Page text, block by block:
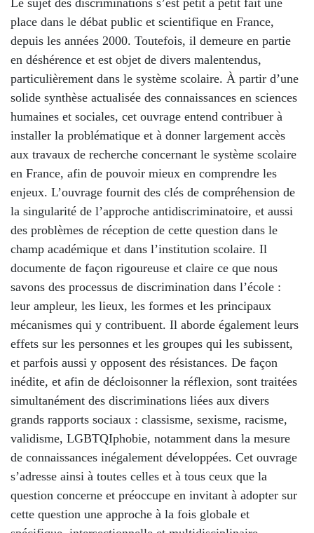
place dans le débat public et scientifique en France,
depuis les années 2000. Toutefois, il demeure en partie
en déshérence et est objet de divers malentendus,
particulièrement dans le système scolaire. À partir d’une
solide synthèse actualisée des connaissances en sciences
humaines et sociales, cet ouvrage entend contribuer à
installer la problématique et à donner largement accès
aux travaux de recherche concernant le système scolaire
en France, afin de pouvoir mieux en comprendre les
enjeux. L’ouvrage fournit des clés de compréhension de
la singularité de l’approche antidiscriminatoire, et aussi
des problèmes de réception de cette question dans le
champ académique et dans l’institution scolaire. Il
documente de façon rigoureuse et claire ce que nous
savons des processus de discrimination dans l’école :
leur ampleur, les lieux, les formes et les principaux
mécanismes qui y contribuent. Il aborde également leurs
effets sur les personnes et les groupes qui les subissent,
et parfois aussi y opposent des résistances. De façon
inédite, et afin de décloisonner la réflexion, sont traitées
simultanément des discriminations liées aux divers
grands rapports sociaux : classisme, sexisme, racisme,
validisme, LGBTQIphobie, notamment dans la mesure
de connaissances inégalement développées. Cet ouvrage
s’adresse ainsi à toutes celles et à tous ceux que la
question concerne et préoccupe en invitant à adopter sur
cette question une approche à la fois globale et